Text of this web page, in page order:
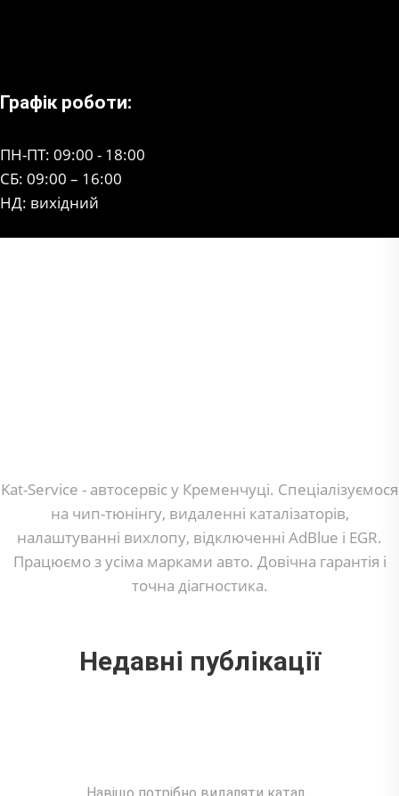
Графік роботи:
ПН-ПТ: 09:00 - 18:00
СБ: 09:00 – 16:00
НД: вихідний
Kat-Service - автосервіс у Кременчуці. Спеціалізуємося
на чип-тюнінгу, видаленні каталізаторів,
налаштуванні вихлопу, відключенні AdBlue і EGR.
Працюємо з усіма марками авто. Довічна гарантія і
точна діагностика.
Недавні публікації
Навіщо потрібно видаляти катал...